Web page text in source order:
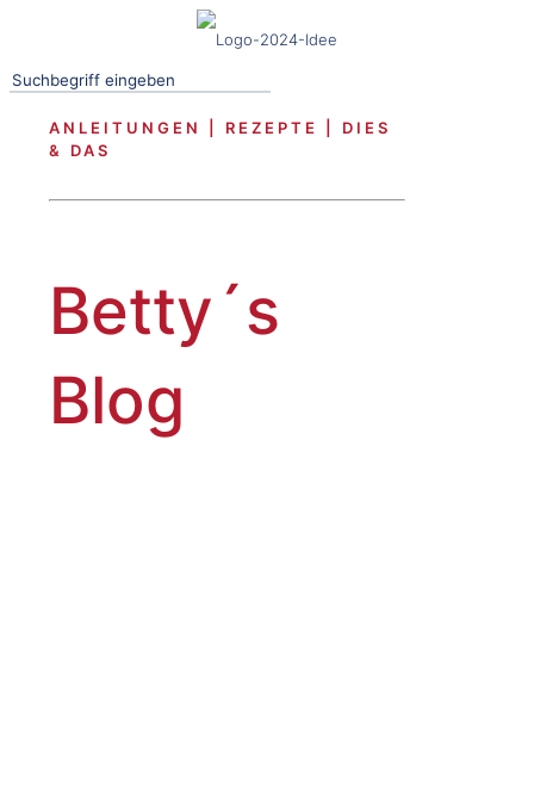
ANLEITUNGEN | REZEPTE | DIES
& DAS
Betty´s
Blog